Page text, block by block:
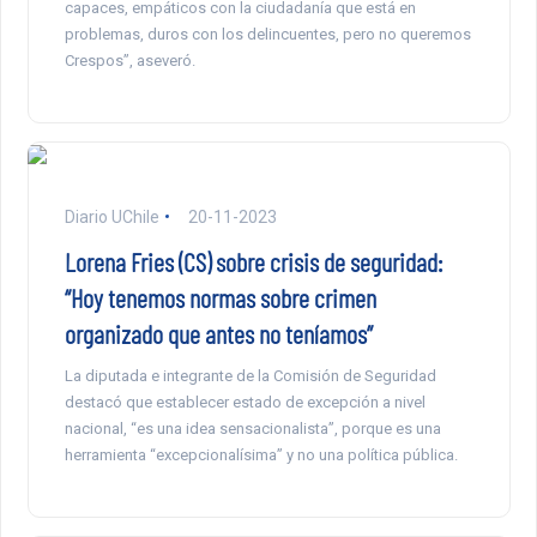
capaces, empáticos con la ciudadanía que está en
problemas, duros con los delincuentes, pero no queremos
Crespos”, aseveró.
Diario UChile 20-11-2023
Lorena Fries (CS) sobre crisis de seguridad:
“Hoy tenemos normas sobre crimen
organizado que antes no teníamos”
La diputada e integrante de la Comisión de Seguridad
destacó que establecer estado de excepción a nivel
nacional, “es una idea sensacionalista”, porque es una
herramienta “excepcionalísima” y no una política pública.